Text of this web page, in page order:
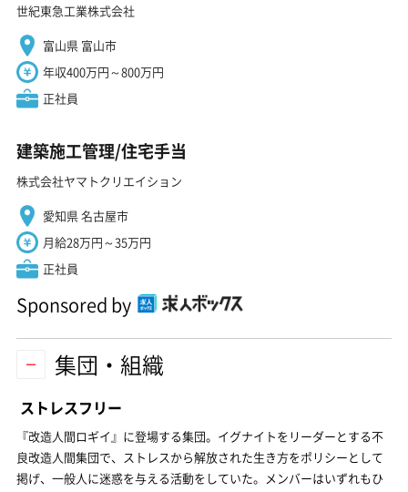
世紀東急工業株式会社
富山県 富山市
年収400万円～800万円
正社員
建築施工管理/住宅手当
株式会社ヤマトクリエイション
愛知県 名古屋市
月給28万円～35万円
正社員
Sponsored by
集団・組織
ストレスフリー
『改造人間ロギイ』に登場する集団。イグナイトをリーダーとする不
良改造人間集団で、ストレスから解放された生き方をポリシーとして
掲げ、一般人に迷惑を与える活動をしていた。メンバーはいずれもひ